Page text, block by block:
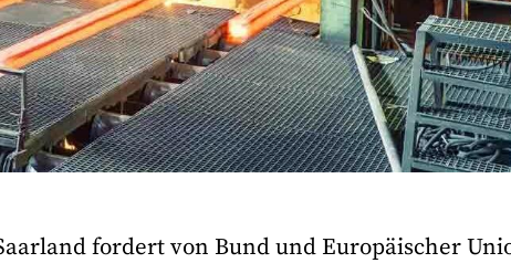
fordert von Bund und Europäischer